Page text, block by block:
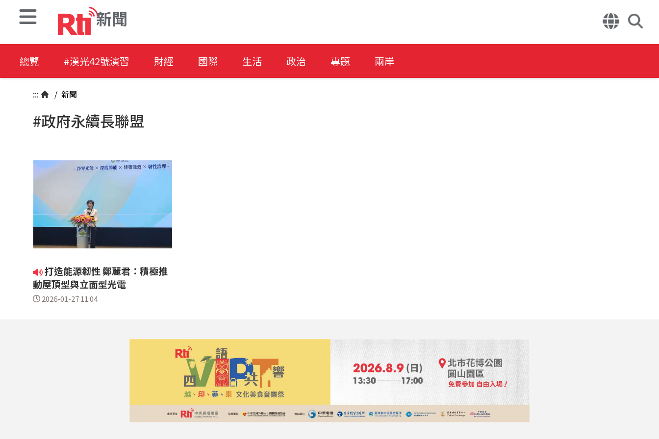
新聞
總覽 #漢光42號演習 財經 國際 生活 政治 專題 兩岸
::: / 新聞
#政府永續長聯盟
打造能源韌性 鄭麗君：積極推
動屋頂型與立面型光電
2026-01-27 11:04